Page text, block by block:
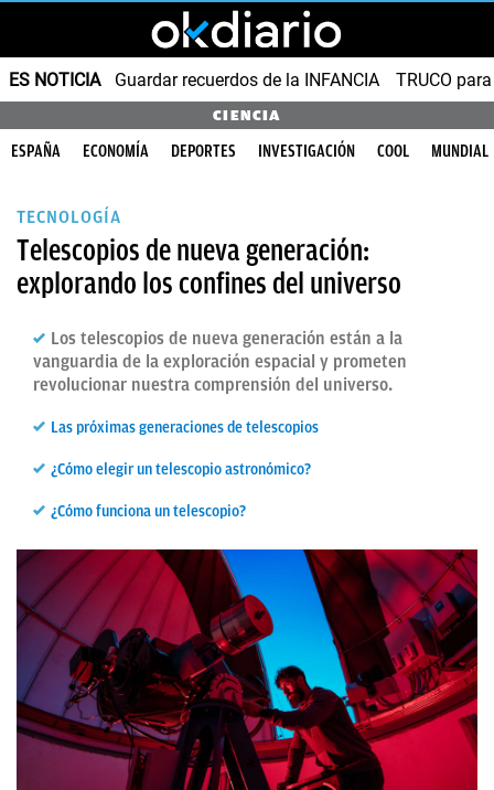
ES NOTICIA Guardar recuerdos de la INFANCIA TRUCO
CIENCIA
ESPAÑA ECONOMÍA DEPORTES INVESTIGACIÓN COOL MUNDIAL
TECNOLOGÍA
Telescopios de nueva generación:
explorando los confines del universo
Los telescopios de nueva generación están a la
vanguardia de la exploración espacial y prometen
revolucionar nuestra comprensión del universo.
Las próximas generaciones de telescopios
¿Cómo elegir un telescopio astronómico?
¿Cómo funciona un telescopio?